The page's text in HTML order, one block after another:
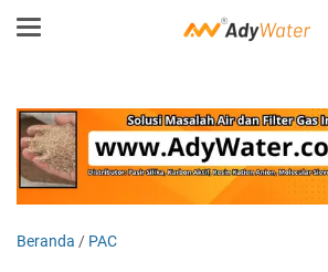
Beranda / PAC